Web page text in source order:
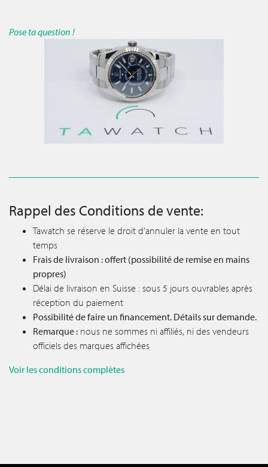
Pose ta question !
Rappel des Conditions de vente:
Tawatch se réserve le droit d’annuler la vente en tout
temps
Frais de livraison : offert (possibilité de remise en mains
propres)
Délai de livraison en Suisse : sous 5 jours ouvrables après
réception du paiement
Possibilité de faire un financement. Détails sur demande.
Remarque : nous ne sommes ni affiliés, ni des vendeurs
officiels des marques affichées
Voir les conditions complètes